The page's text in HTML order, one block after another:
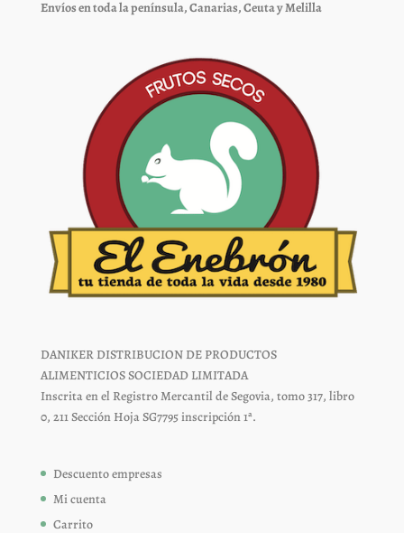
elegir
página
de
Envíos en toda la península, Canarias, Ceuta y Melilla
DANIKER DISTRIBUCION DE PRODUCTOS
ALIMENTICIOS SOCIEDAD LIMITADA
Inscrita en el Registro Mercantil de Segovia, tomo 317, libro
0, 211 Sección Hoja SG7795 inscripción 1ª.
Descuento empresas
Mi cuenta
Carrito